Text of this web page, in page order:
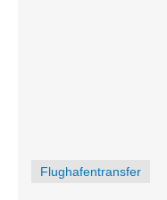
Flughafentransfer